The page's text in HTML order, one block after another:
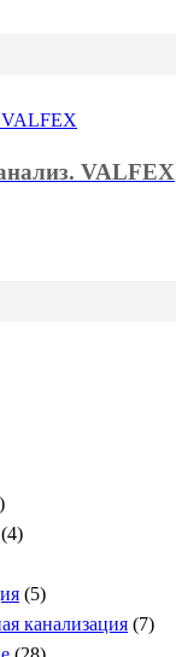
VALFEX
(4)
(5)
канализация (7)